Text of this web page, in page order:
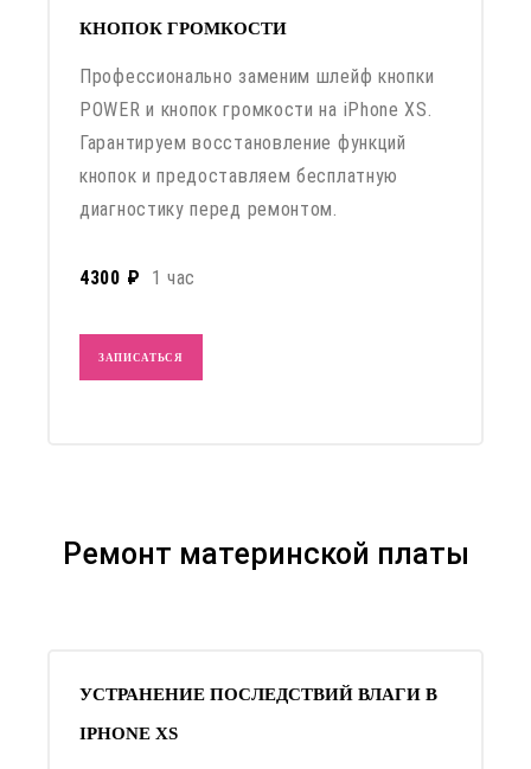
КНОПОК ГРОМКОСТИ
Профессионально заменим шлейф кнопки
POWER и кнопок громкости на iPhone XS.
Гарантируем восстановление функций
кнопок и предоставляем бесплатную
диагностику перед ремонтом.
4300 ₽ 1 час
ЗАПИСАТЬСЯ
Ремонт материнской платы
УСТРАНЕНИЕ ПОСЛЕДСТВИЙ ВЛАГИ В
IPHONE XS